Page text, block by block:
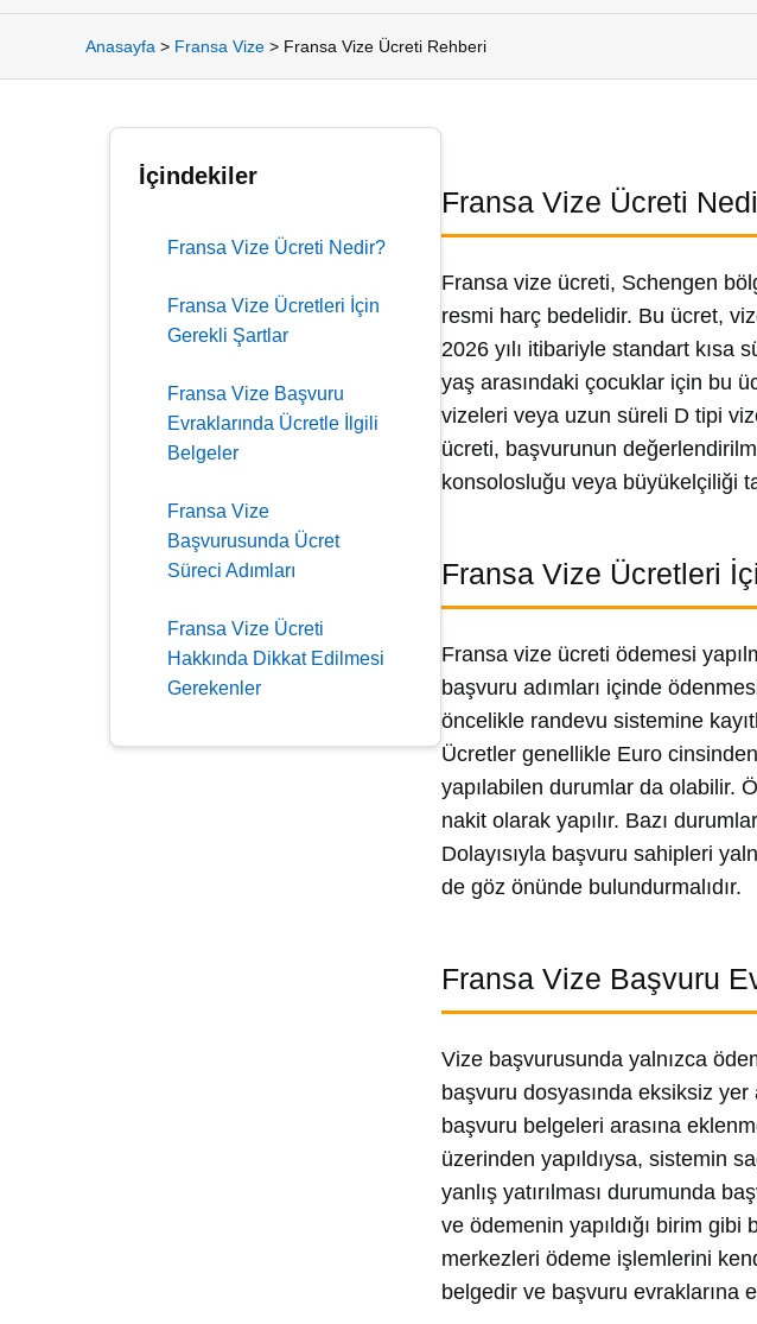
Anasayfa > Fransa Vize > Fransa Vize Ücreti Rehberi
İçindekiler
Fransa Vize Ücreti Nedir?
Fransa Vize Ücretleri İçin
Gerekli Şartlar
Fransa Vize Başvuru
Evraklarında Ücretle İlgili
Belgeler
Fransa Vize
Başvurusunda Ücret
Süreci Adımları
Fransa Vize Ücreti
Hakkında Dikkat Edilmesi
Gerekenler
Fransa Vize Ücreti
Fransa vize ücreti, Schengen
resmi harç bedelidir. Bu ücret,
2026 yılı itibariyle standart kısa
yaş arasındaki çocuklar için bu
vizeleri veya uzun süreli D tipi
ücreti, başvurunun
konsolosluğu veya büyükelçiliği
Fransa Vize Ücretleri
Fransa vize ücreti ödemesi
başvuru adımları içinde
öncelikle randevu sistemine
Ücretler genellikle Euro
yapılabilen durumlar da olabilir.
nakit olarak yapılır. Bazı
Dolayısıyla başvuru sahipleri
de göz önünde bulundurmalıdır.
Fransa Vize Başvuru
Vize başvurusunda yalnızca
başvuru dosyasında eksiksiz
başvuru belgeleri arasına
üzerinden yapıldıysa, sistemin
yanlış yatırılması durumunda
ve ödemenin yapıldığı birim
merkezleri ödeme işlemlerini
belgedir ve başvuru evraklarına